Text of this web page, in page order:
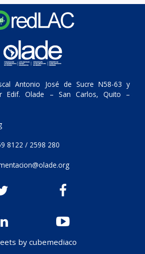
Antonio José de Sucre N58-63 y
Edif. Olade – San Carlos, Quito –
8122 / 2598 280
by cubemediaco